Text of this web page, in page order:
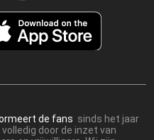
de fans sinds het jaar
door de inzet van